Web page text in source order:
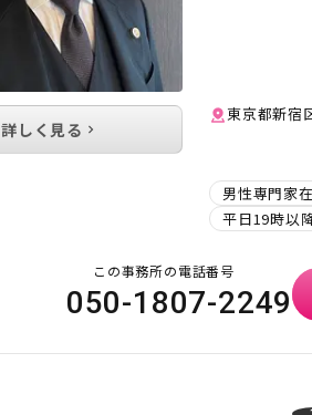
東京都新宿
男性専門家
平日19時以
詳しく見る
この事務所の電話番号
050-1807-2249